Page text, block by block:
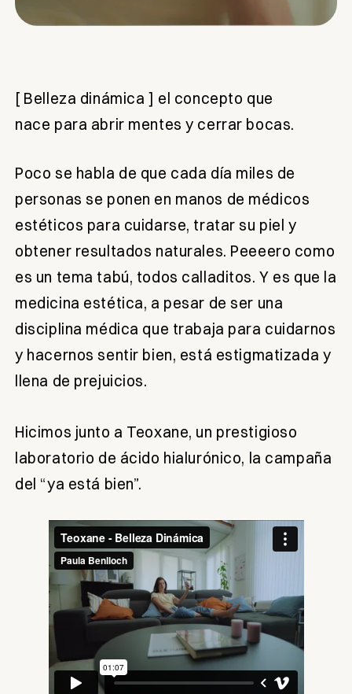
[ Belleza dinámica ] el concepto que
nace para abrir mentes y cerrar bocas.
Poco se habla de que cada día miles de
personas se ponen en manos de médicos
estéticos para cuidarse, tratar su piel y
obtener resultados naturales. Peeeero como
es un tema tabú, todos calladitos. Y es que la
medicina estética, a pesar de ser una
disciplina médica que trabaja para cuidarnos
y hacernos sentir bien, está estigmatizada y
llena de prejuicios.
Hicimos junto a Teoxane, un prestigioso
laboratorio de ácido hialurónico, la campaña
del “ya está bien”.